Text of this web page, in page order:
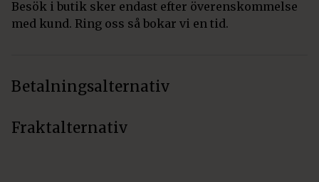
Besök i butik sker endast efter överenskommelse
med kund. Ring oss så bokar vi en tid.
Betalningsalternativ
Fraktalternativ